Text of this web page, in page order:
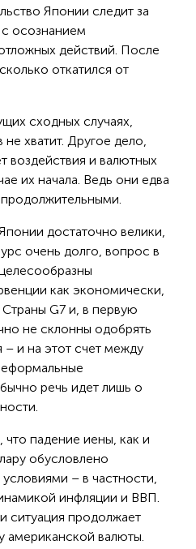
Японии следит за
осознанием
действий. После
откатился от
сходных случаях,
хватит. Другое дело,
воздействия и валютных
их начала. Ведь они едва
достаточно велики,
очень долго, вопрос в
как экономически,
G7 и, в первую
не склонны одобрять
и на этот счет между
речь идет лишь о
падение иены, как и
обусловлено
– в частности,
инфляции и ВВП.
ситуация продолжает
американской валюты.